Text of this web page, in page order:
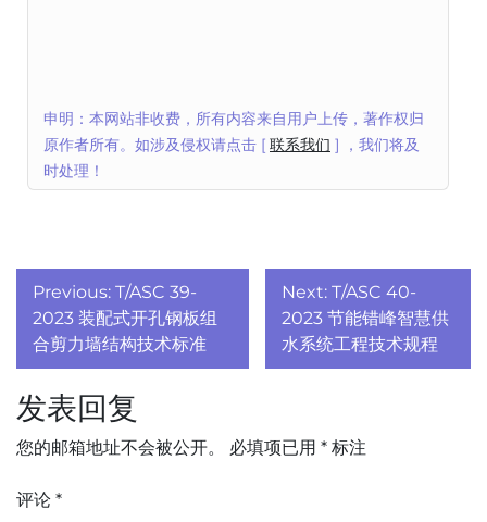
申明：本网站非收费，所有内容来自用户上传，著作权归
原作者所有。如涉及侵权请点击 [ 联系我们 ] ，我们将及
时处理！
文
章
导
航
Previous: T/ASC 39-
2023 装配式开孔钢板组
合剪力墙结构技术标准
Next: T/ASC 40-
2023 节能错峰智慧供
水系统工程技术规程
发表回复
您的邮箱地址不会被公开。 必填项已用 * 标注
评论 *